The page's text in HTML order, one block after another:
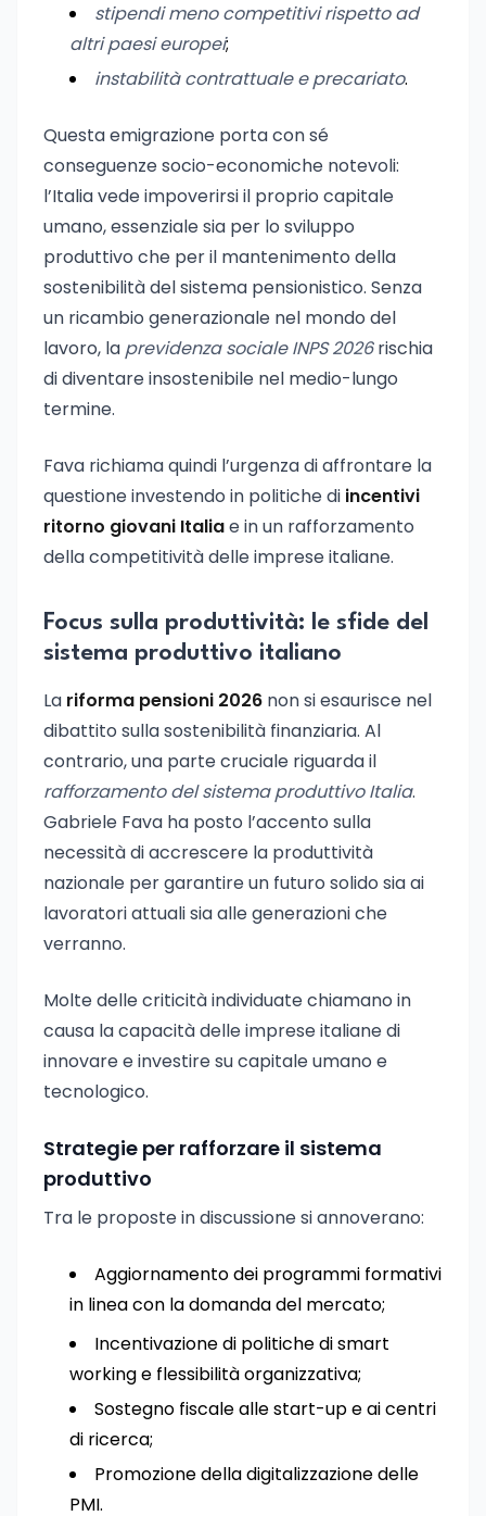
stipendi meno competitivi rispetto ad
altri paesi europei;
instabilità contrattuale e precariato.
Questa emigrazione porta con sé
conseguenze socio-economiche notevoli:
l’Italia vede impoverirsi il proprio capitale
umano, essenziale sia per lo sviluppo
produttivo che per il mantenimento della
sostenibilità del sistema pensionistico. Senza
un ricambio generazionale nel mondo del
lavoro, la previdenza sociale INPS 2026rischia
di diventare insostenibile nel medio-lungo
termine.
Fava richiama quindi l’urgenza di affrontare la
questione investendo in politiche di incentivi
ritorno giovani Italiae in un rafforzamento
della competitività delle imprese italiane.
Focus sulla produttività: le sfide del
sistema produttivo italiano
La riforma pensioni 2026 non si esaurisce nel
dibattito sulla sostenibilità finanziaria. Al
contrario, una parte cruciale riguarda il
rafforzamento del sistema produttivo Italia.
Gabriele Fava ha posto l’accento sulla
necessità di accrescere la produttività
nazionale per garantire un futuro solido sia ai
lavoratori attuali sia alle generazioni che
verranno.
Molte delle criticità individuate chiamano in
causa la capacità delle imprese italiane di
innovare e investire su capitale umano e
tecnologico.
Strategie per rafforzare il sistema
produttivo
Tra le proposte in discussione si annoverano:
Aggiornamento dei programmi formativi
in linea con la domanda del mercato;
Incentivazione di politiche di smart
working e flessibilità organizzativa;
Sostegno fiscale alle start-up e ai centri
di ricerca;
Promozione della digitalizzazione delle
PMI.